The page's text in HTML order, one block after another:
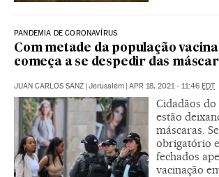
PANDEMIA DE CORONAVÍRUS
Com metade da população
começa a se despedir das
JUAN CARLOS SANZ | Jerusalém | APR 18, 2021 - 11:46 EDT
Cidadãos
estão
máscaras.
obrigatório
fechados
vacinação